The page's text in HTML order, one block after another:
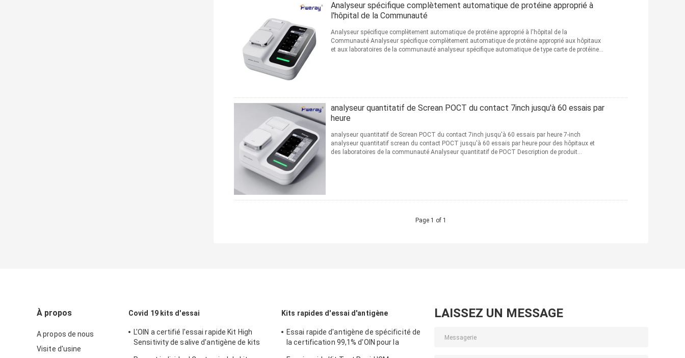
Analyseur spécifique complètement automatique de protéine approprié à
l'hôpital de la Communauté
Analyseur spécifique complètement automatique de protéine approprié à l'hôpital de la
Communauté Analyseur spécifique complètement automatique de protéine approprié aux hôpitaux
et aux laboratoires de la communauté analyseur spécifique automatique de type carte de protéine
analyseur quantitatif de Screan POCT du contact 7inch jusqu'à 60 essais par
heure
analyseur quantitatif de Screan POCT du contact 7inch jusqu'à 60 essais par heure 7-inch
analyseur quantitatif screan du contact POCT jusqu'à 60 essais par heure pour des hôpitaux et
des laboratoires de la communauté Analyseur quantitatif de POCT Description de produit
Page 1 of 1
À propos
A propos de nous
Visite d'usine
Covid 19 kits d'essai
L'OIN a certifié l'essai rapide Kit High
Sensitivity de salive d'antigène de kits
Kits rapides d'essai d'antigène
Essai rapide d'antigène de spécificité de
la certification 99,1% d'OIN pour la
LAISSEZ UN MESSAGE